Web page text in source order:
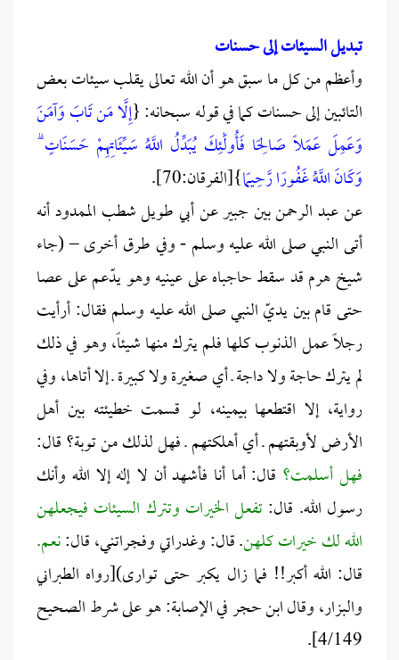
تبديل السيئات إلى حسنات
وأعظم من كل ما سبق هو أن الله تعالى يقلب سيئات بعض
التائبين إلى حسنات كما في قوله سبحانه: {إِلَّا مَن تَابَ وَآمَنَ
وَعَمِلَ عَمَلًا صَالِحًا فَأُولَٰئِكَ يُبَدِّلُ اللَّهُ سَيِّئَاتِهِمْ حَسَنَاتٍ ۗ
وَكَانَ اللَّهُ غَفُورًا رَّحِيمًا}[الفرقان:70].
عن عبد الرحمن بين جبير عن أبي طويل شطب الممدود أنه
أتى النبي صلى الله عليه وسلم - وفي طرق أخرى – (جاء
شيخ هرم قد سقط حاجباه على عينيه وهو يدّعم على عصا
حتى قام بين يديّ النبي صلى الله عليه وسلم فقال: أرأيت
رجلاً عمل الذنوب كلها فلم يترك منها شيئاً، وهو في ذلك
لم يترك حاجة ولا داجة ـ أي صغيرة ولا كبيرة ـ إلا أتاها، وفي
رواية، إلا اقتطعها بيمينه، لو قسمت خطيئته بين أهل
الأرض لأوبقتهم ـ أي أهلكتهم ـ فهل لذلك من توبة؟ قال:
فهل أسلمت؟ قال: أما أنا فأشهد أن لا إله إلا الله وأنك
رسول الله. قال:تفعل الخيرات وتترك السيئات فيجعلهن
الله لك خيرات كلهن. قال: وغدراتي وفجراتني، قال:نعم.
قال: الله أكبر!! فما زال يكبر حتى توارى)[رواه الطبراني
والبزار، وقال ابن حجر في الإصابة: هو على شرط الصحيح
4/149].